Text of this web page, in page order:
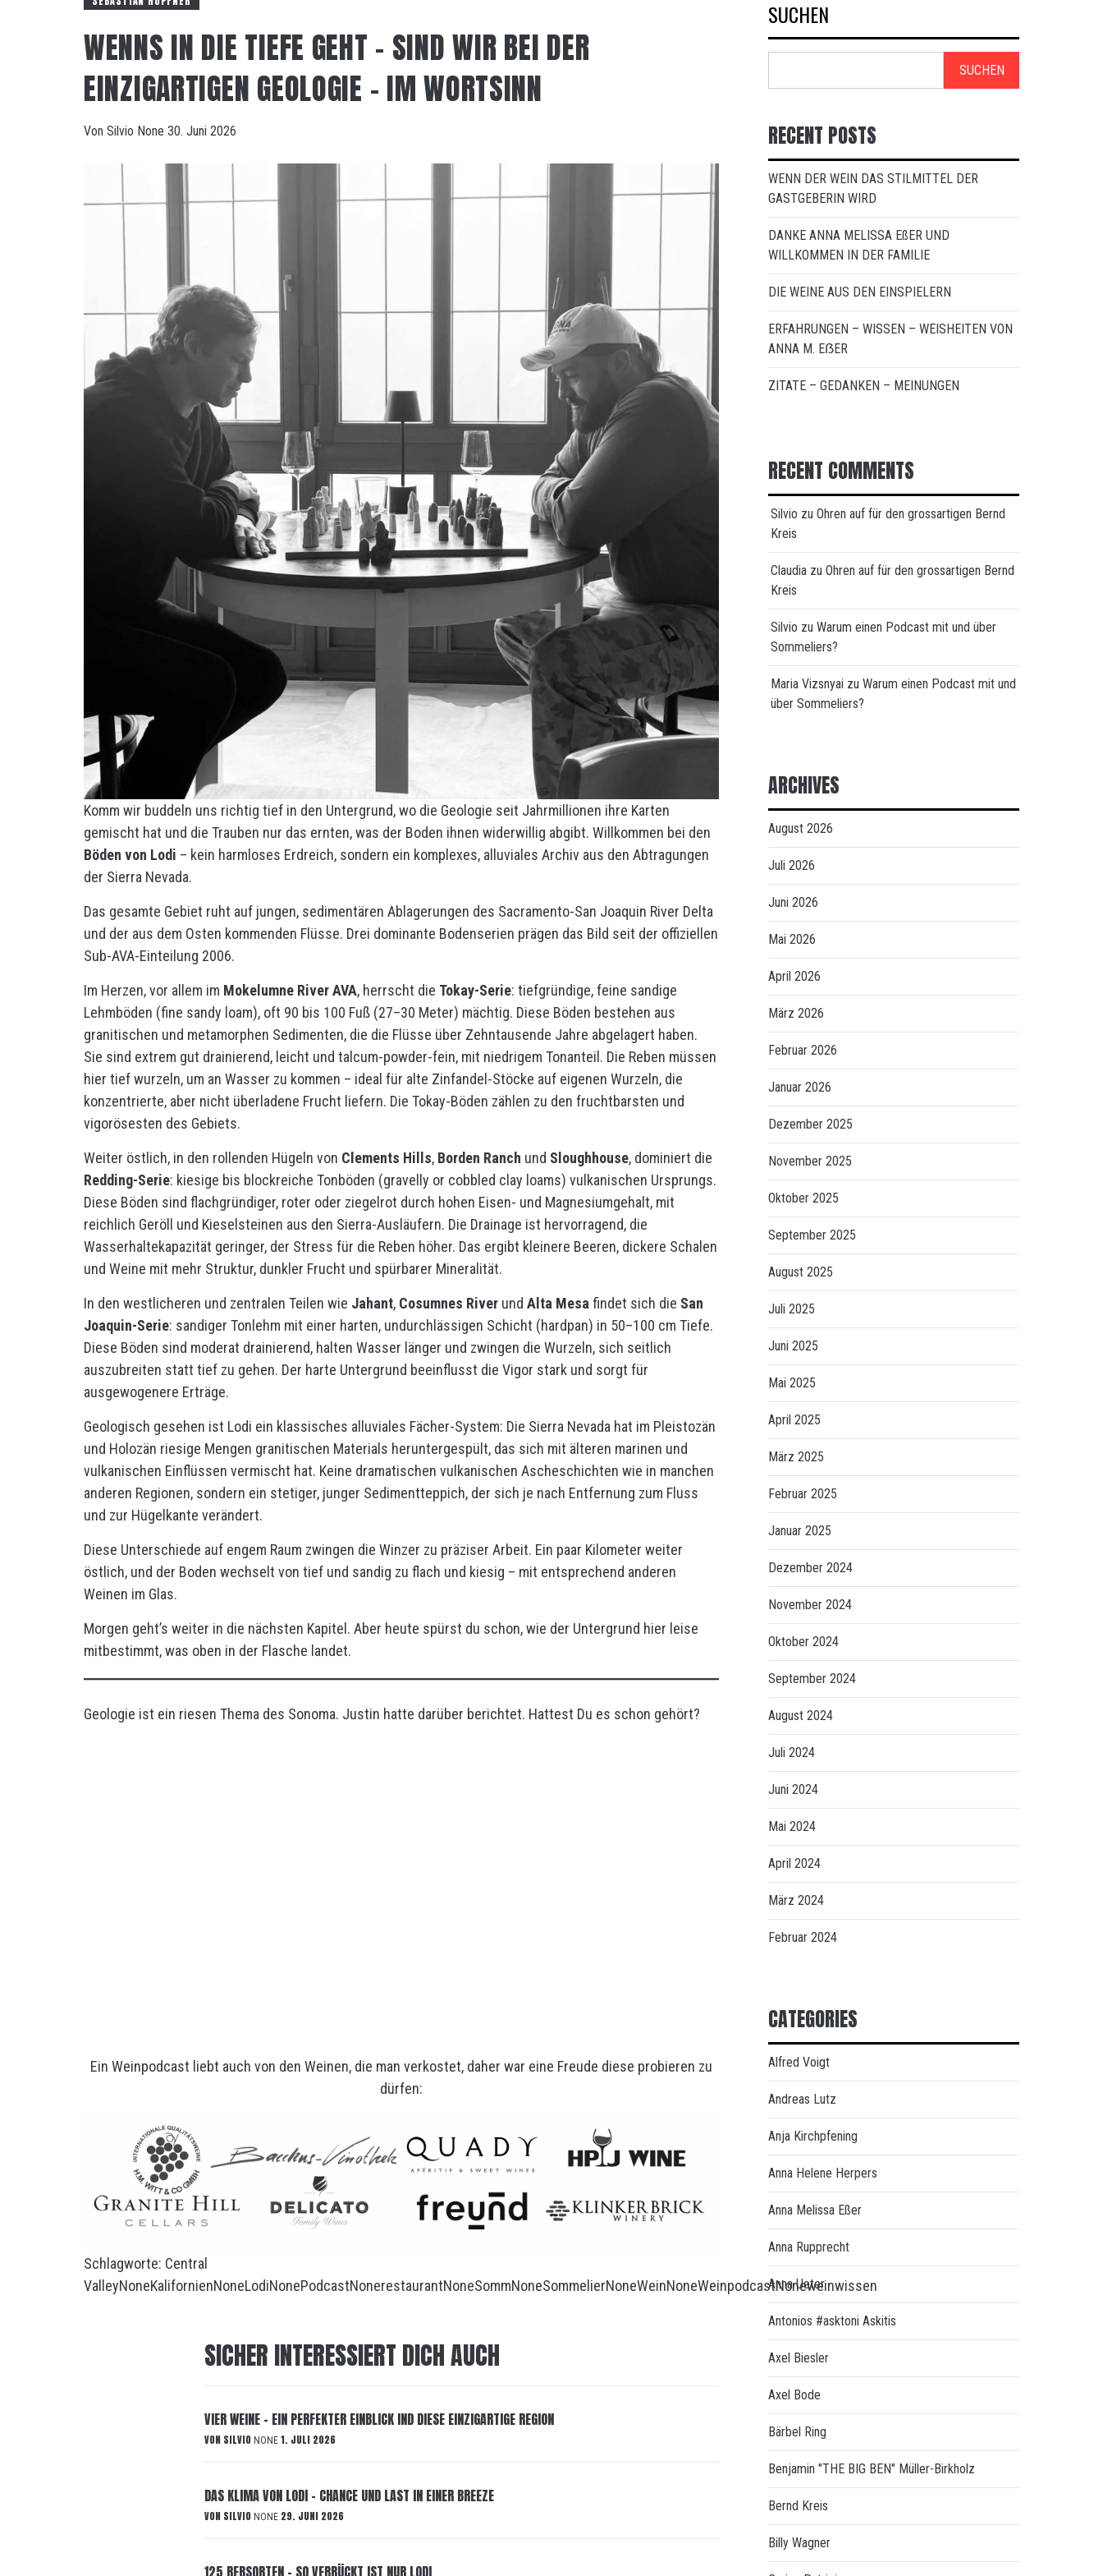
WENNS IN DIE TIEFE GEHT – SIND WIR BEI DER
EINZIGARTIGEN GEOLOGIE – IM WORTSINN
Von Silvio None 30. Juni 2026
Komm wir buddeln uns richtig tief in den Untergrund, wo die Geologie seit Jahrmillionen ihre Karten
gemischt hat und die Trauben nur das ernten, was der Boden ihnen widerwillig abgibt. Willkommen bei den
Böden von Lodi – kein harmloses Erdreich, sondern ein komplexes, alluviales Archiv aus den Abtragungen
der Sierra Nevada.
Das gesamte Gebiet ruht auf jungen, sedimentären Ablagerungen des Sacramento-San Joaquin River Delta
und der aus dem Osten kommenden Flüsse. Drei dominante Bodenserien prägen das Bild seit der offiziellen
Sub-AVA-Einteilung 2006.
Im Herzen, vor allem im Mokelumne River AVA, herrscht die Tokay-Serie: tiefgründige, feine sandige
Lehmböden (fine sandy loam), oft 90 bis 100 Fuß (27–30 Meter) mächtig. Diese Böden bestehen aus
granitischen und metamorphen Sedimenten, die die Flüsse über Zehntausende Jahre abgelagert haben.
Sie sind extrem gut drainierend, leicht und talcum-powder-fein, mit niedrigem Tonanteil. Die Reben müssen
hier tief wurzeln, um an Wasser zu kommen – ideal für alte Zinfandel-Stöcke auf eigenen Wurzeln, die
konzentrierte, aber nicht überladene Frucht liefern. Die Tokay-Böden zählen zu den fruchtbarsten und
vigorösesten des Gebiets.
Weiter östlich, in den rollenden Hügeln von Clements Hills, Borden Ranch und Sloughhouse, dominiert die
Redding-Serie: kiesige bis blockreiche Tonböden (gravelly or cobbled clay loams) vulkanischen Ursprungs.
Diese Böden sind flachgründiger, roter oder ziegelrot durch hohen Eisen- und Magnesiumgehalt, mit
reichlich Geröll und Kieselsteinen aus den Sierra-Ausläufern. Die Drainage ist hervorragend, die
Wasserhaltekapazität geringer, der Stress für die Reben höher. Das ergibt kleinere Beeren, dickere Schalen
und Weine mit mehr Struktur, dunkler Frucht und spürbarer Mineralität.
In den westlicheren und zentralen Teilen wie Jahant, Cosumnes River und Alta Mesa findet sich die San
Joaquin-Serie: sandiger Tonlehm mit einer harten, undurchlässigen Schicht (hardpan) in 50–100 cm Tiefe.
Diese Böden sind moderat drainierend, halten Wasser länger und zwingen die Wurzeln, sich seitlich
auszubreiten statt tief zu gehen. Der harte Untergrund beeinflusst die Vigor stark und sorgt für
ausgewogenere Erträge.
Geologisch gesehen ist Lodi ein klassisches alluviales Fächer-System: Die Sierra Nevada hat im Pleistozän
und Holozän riesige Mengen granitischen Materials heruntergespült, das sich mit älteren marinen und
vulkanischen Einflüssen vermischt hat. Keine dramatischen vulkanischen Ascheschichten wie in manchen
anderen Regionen, sondern ein stetiger, junger Sedimentteppich, der sich je nach Entfernung zum Fluss
und zur Hügelkante verändert.
Diese Unterschiede auf engem Raum zwingen die Winzer zu präziser Arbeit. Ein paar Kilometer weiter
östlich, und der Boden wechselt von tief und sandig zu flach und kiesig – mit entsprechend anderen
Weinen im Glas.
Morgen geht’s weiter in die nächsten Kapitel. Aber heute spürst du schon, wie der Untergrund hier leise
mitbestimmt, was oben in der Flasche landet.
Geologie ist ein riesen Thema des Sonoma. Justin hatte darüber berichtet. Hattest Du es schon gehört?
Ein Weinpodcast liebt auch von den Weinen, die man verkostet, daher war eine Freude diese probieren zu
dürfen:
Schlagworte: Central
ValleyNoneKalifornienNoneLodiNonePodcastNonerestaurantNoneSommNoneSommelierNoneWeinNoneWeinpodcastNoneweinwissen
SICHER INTERESSIERT DICH AUCH
VIER WEINE – EIN PERFEKTER EINBLICK IND DIESE EINZIGARTIGE REGION
VON SILVIO NONE 1. JULI 2026
DAS KLIMA VON LODI – CHANCE UND LAST IN EINER BREEZE
VON SILVIO NONE 29. JUNI 2026
125 REBSORTEN – SO VERRÜCKT IST NUR LODI
SUCHEN
SUCHEN
RECENT POSTS
WENN DER WEIN DAS STILMITTEL DER
GASTGEBERIN WIRD
DANKE ANNA MELISSA EßER UND
WILLKOMMEN IN DER FAMILIE
DIE WEINE AUS DEN EINSPIELERN
ERFAHRUNGEN – WISSEN – WEISHEITEN VON
ANNA M. EẞER
ZITATE – GEDANKEN – MEINUNGEN
RECENT COMMENTS
Silvio zu Ohren auf für den grossartigen Bernd
Kreis
Claudia zu Ohren auf für den grossartigen Bernd
Kreis
Silvio zu Warum einen Podcast mit und über
Sommeliers?
Maria Vizsnyai zu Warum einen Podcast mit und
über Sommeliers?
ARCHIVES
August 2026
Juli 2026
Juni 2026
Mai 2026
April 2026
März 2026
Februar 2026
Januar 2026
Dezember 2025
November 2025
Oktober 2025
September 2025
August 2025
Juli 2025
Juni 2025
Mai 2025
April 2025
März 2025
Februar 2025
Januar 2025
Dezember 2024
November 2024
Oktober 2024
September 2024
August 2024
Juli 2024
Juni 2024
Mai 2024
April 2024
März 2024
Februar 2024
CATEGORIES
Alfred Voigt
Andreas Lutz
Anja Kirchpfening
Anna Helene Herpers
Anna Melissa Eßer
Anna Rupprecht
Anna Ueter
Antonios #asktoni Askitis
Axel Biesler
Axel Bode
Bärbel Ring
Benjamin "THE BIG BEN" Müller-Birkholz
Bernd Kreis
Billy Wagner